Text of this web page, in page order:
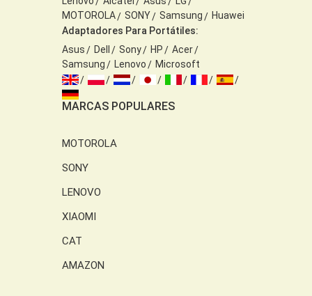
MOTOROLA
SONY Samsung
Huawei
Adaptadores Para Portátiles:
Asus
Dell Sony HP
Acer
Samsung
Lenovo Microsoft
MARCAS POPULARES
MOTOROLA
SONY
LENOVO
XIAOMI
CAT
AMAZON